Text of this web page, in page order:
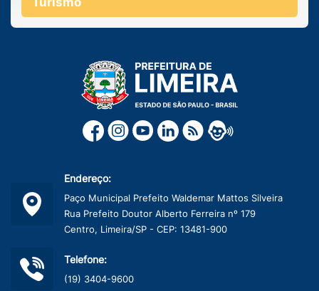
Endereço:
Paço Municipal Prefeito Waldemar Mattos Silveira
Rua Prefeito Doutor Alberto Ferreira nº 179
Centro, Limeira/SP - CEP: 13481-900
Telefone:
(19) 3404-9600